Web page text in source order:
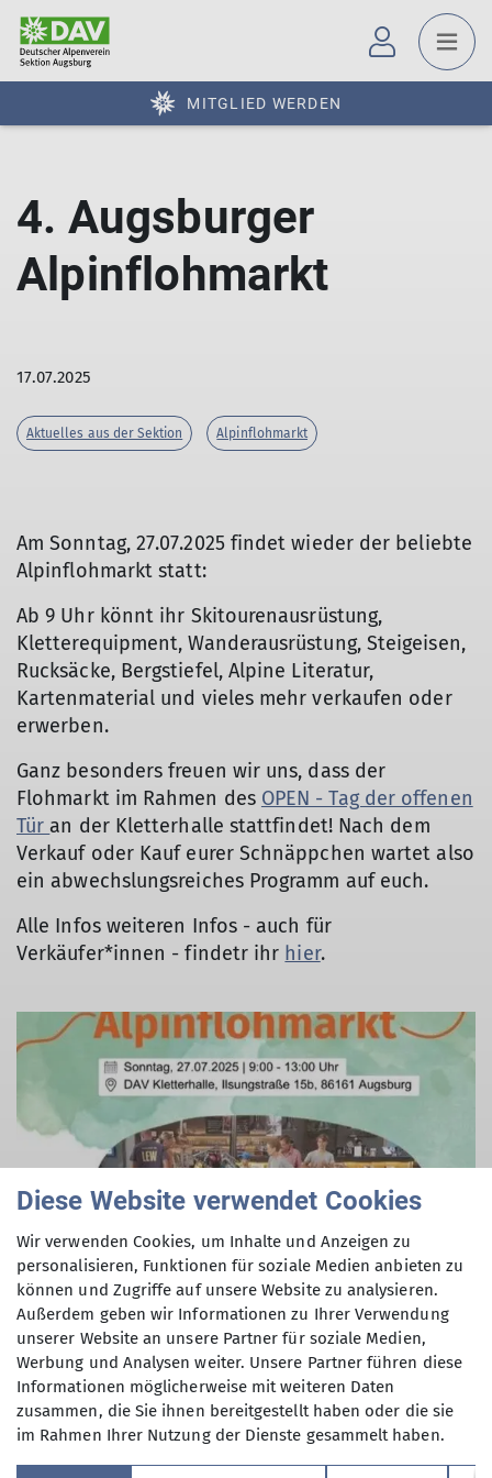
MITGLIED WERDEN
4. Augsburger
Alpinflohmarkt
17.07.2025
Aktuelles aus der Sektion Alpinflohmarkt
Am Sonntag, 27.07.2025 findet wieder der beliebte
Alpinflohmarkt statt:
Ab 9 Uhr könnt ihr Skitourenausrüstung,
Kletterequipment, Wanderausrüstung, Steigeisen,
Rucksäcke, Bergstiefel, Alpine Literatur,
Kartenmaterial und vieles mehr verkaufen oder
erwerben.
Ganz besonders freuen wir uns, dass der
Flohmarkt im Rahmen des OPEN - Tag der offenen
Türan der Kletterhalle stattfindet! Nach dem
Verkauf oder Kauf eurer Schnäppchen wartet also
ein abwechslungsreiches Programm auf euch.
Alle Infos weiteren Infos - auch für
Verkäufer*innen - findetr ihr hier.
Sektion
Diese Website verwendet Cookies
Wir verwenden Cookies, um Inhalte und Anzeigen zu
personalisieren, Funktionen für soziale Medien anbieten zu
können und Zugriffe auf unsere Website zu analysieren.
Außerdem geben wir Informationen zu Ihrer Verwendung
unserer Website an unsere Partner für soziale Medien,
Werbung und Analysen weiter. Unsere Partner führen diese
Informationen möglicherweise mit weiteren Daten
zusammen, die Sie ihnen bereitgestellt haben oder die sie
im Rahmen Ihrer Nutzung der Dienste gesammelt haben.